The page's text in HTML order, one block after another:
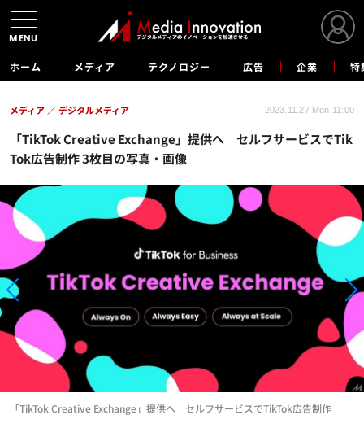
ホーム メディア テクノロジー 広告 企業 特
「TikTok Creative Exchange」提供へ セルフサービスでTik
Tok広告制作 3枚目の写真・画像
メディア デジタルメディア 2023.11.27 Mon 11:00
「TikTok Creative Exchange」提供へ セルフサービスでTikTok広告制作
MENU